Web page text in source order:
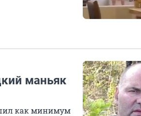
маньяк
как минимум